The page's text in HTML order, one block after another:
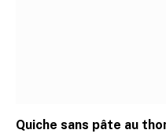
Quiche sans pâte au